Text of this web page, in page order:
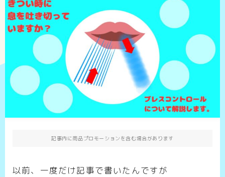
記事内に商品プロモーションを含む場合があります
以前、一度だけ記事で書いたんですが